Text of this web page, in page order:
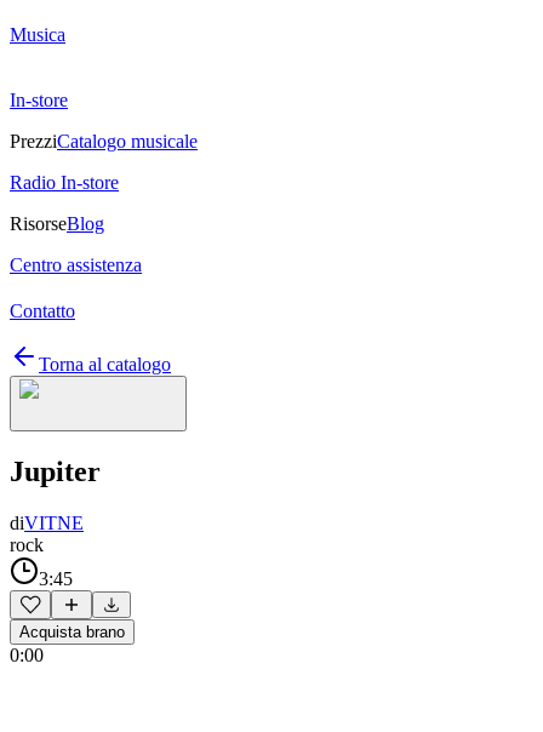
Musica
In-store
PrezziCatalogo musicale
Radio In-store
RisorseBlog
Centro assistenza
Contatto
Torna al catalogo
Jupiter
diVITNE
rock
3:45
Acquista brano
0:00